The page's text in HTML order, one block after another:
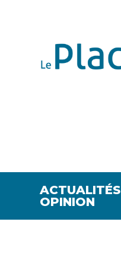
ACTUALITÉS
OPINION